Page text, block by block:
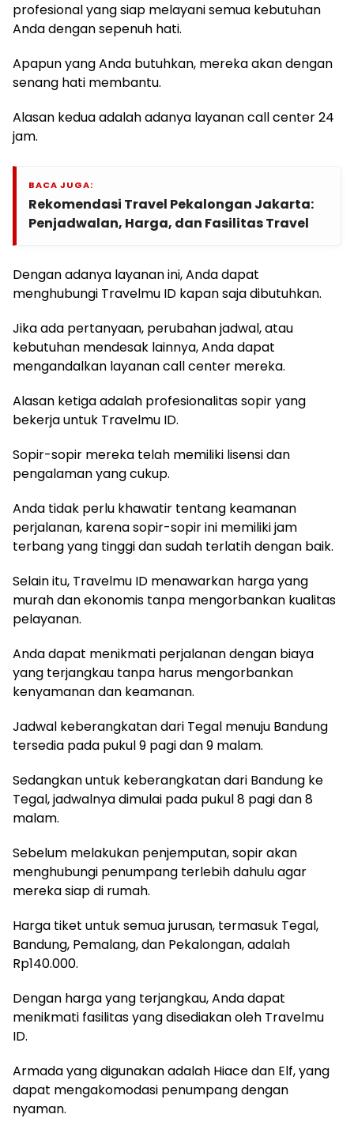
profesional yang siap melayani semua kebutuhan
Anda dengan sepenuh hati.
Apapun yang Anda butuhkan, mereka akan dengan
senang hati membantu.
Alasan kedua adalah adanya layanan call center 24
jam.
BACA JUGA:
Rekomendasi Travel Pekalongan Jakarta:
Penjadwalan, Harga, dan Fasilitas Travel
Dengan adanya layanan ini, Anda dapat
menghubungi Travelmu ID kapan saja dibutuhkan.
Jika ada pertanyaan, perubahan jadwal, atau
kebutuhan mendesak lainnya, Anda dapat
mengandalkan layanan call center mereka.
Alasan ketiga adalah profesionalitas sopir yang
bekerja untuk Travelmu ID.
Sopir-sopir mereka telah memiliki lisensi dan
pengalaman yang cukup.
Anda tidak perlu khawatir tentang keamanan
perjalanan, karena sopir-sopir ini memiliki jam
terbang yang tinggi dan sudah terlatih dengan baik.
Selain itu, Travelmu ID menawarkan harga yang
murah dan ekonomis tanpa mengorbankan kualitas
pelayanan.
Anda dapat menikmati perjalanan dengan biaya
yang terjangkau tanpa harus mengorbankan
kenyamanan dan keamanan.
Jadwal keberangkatan dari Tegal menuju Bandung
tersedia pada pukul 9 pagi dan 9 malam.
Sedangkan untuk keberangkatan dari Bandung ke
Tegal, jadwalnya dimulai pada pukul 8 pagi dan 8
malam.
Sebelum melakukan penjemputan, sopir akan
menghubungi penumpang terlebih dahulu agar
mereka siap di rumah.
Harga tiket untuk semua jurusan, termasuk Tegal,
Bandung, Pemalang, dan Pekalongan, adalah
Rp140.000.
Dengan harga yang terjangkau, Anda dapat
menikmati fasilitas yang disediakan oleh Travelmu
ID.
Armada yang digunakan adalah Hiace dan Elf, yang
dapat mengakomodasi penumpang dengan
nyaman.